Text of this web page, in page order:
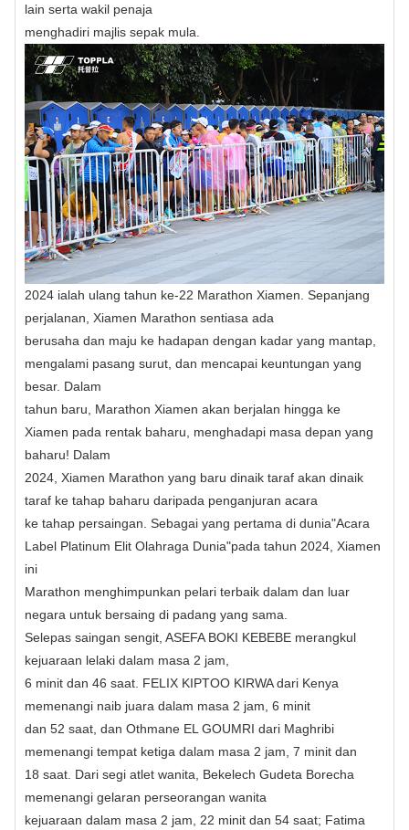
lain serta wakil penaja
menghadiri majlis sepak mula.
2024 ialah ulang tahun ke-22 Marathon Xiamen. Sepanjang
perjalanan, Xiamen Marathon sentiasa ada
berusaha dan maju ke hadapan dengan kadar yang mantap,
mengalami pasang surut, dan mencapai keuntungan yang
besar. Dalam
tahun baru, Marathon Xiamen akan berjalan hingga ke
Xiamen pada rentak baharu, menghadapi masa depan yang
baharu! Dalam
2024, Xiamen Marathon yang baru dinaik taraf akan dinaik
taraf ke tahap baharu daripada penganjuran acara
ke tahap persaingan. Sebagai yang pertama di dunia"Acara
Label Platinum Elit Olahraga Dunia"pada tahun 2024, Xiamen
ini
Marathon menghimpunkan pelari terbaik dalam dan luar
negara untuk bersaing di padang yang sama.
Selepas saingan sengit, ASEFA BOKI KEBEBE merangkul
kejuaraan lelaki dalam masa 2 jam,
6 minit dan 46 saat. FELIX KIPTOO KIRWA dari Kenya
memenangi naib juara dalam masa 2 jam, 6 minit
dan 52 saat, dan Othmane EL GOUMRI dari Maghribi
memenangi tempat ketiga dalam masa 2 jam, 7 minit dan
18 saat. Dari segi atlet wanita, Bekelech Gudeta Borecha
memenangi gelaran perseorangan wanita
kejuaraan dalam masa 2 jam, 22 minit dan 54 saat; Fatima